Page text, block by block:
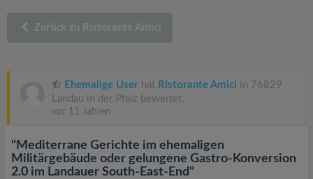
Zurück zu Ristorante Amici
Ehemalige User hat Ristorante Amici in 76829
Landau in der Pfalz bewertet.
vor 11 Jahren
"Mediterrane Gerichte im ehemaligen
Militärgebäude oder gelungene Gastro-Konversion
2.0 im Landauer South-East-End"
a